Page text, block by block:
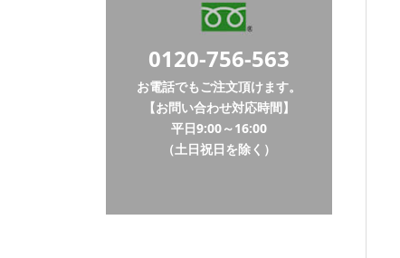
0120-756-563
お電話でもご注文頂けます。
【お問い合わせ対応時間】
平日9:00～16:00
（土日祝日を除く）